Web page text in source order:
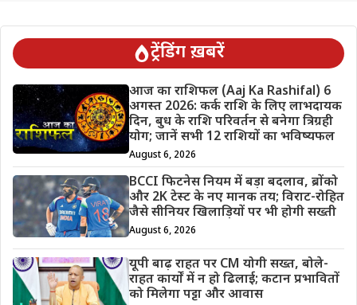
ट्रेंडिंग ख़बरें
आज का राशिफल (Aaj Ka Rashifal) 6
अगस्त 2026: कर्क राशि के लिए लाभदायक
दिन, बुध के राशि परिवर्तन से बनेगा त्रिग्रही
योग; जानें सभी 12 राशियों का भविष्यफल
August 6, 2026
BCCI फिटनेस नियम में बड़ा बदलाव, ब्रोंको
और 2K टेस्ट के नए मानक तय; विराट-रोहित
जैसे सीनियर खिलाड़ियों पर भी होगी सख्ती
August 6, 2026
यूपी बाढ़ राहत पर CM योगी सख्त, बोले-
राहत कार्यों में न हो ढिलाई; कटान प्रभावितों
को मिलेगा पट्टा और आवास